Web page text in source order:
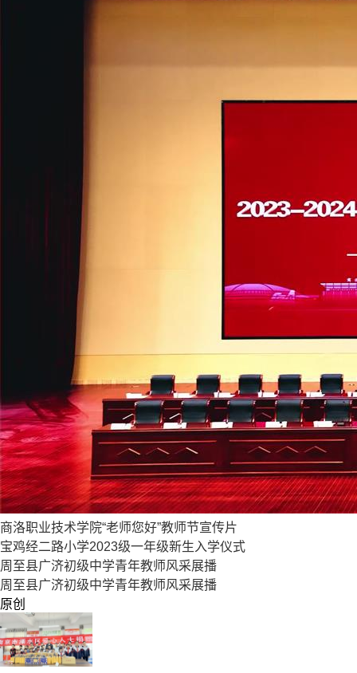
商洛职业技术学院“老师您好”教师节宣传片
宝鸡经二路小学2023级一年级新生入学仪式
周至县广济初级中学青年教师风采展播
周至县广济初级中学青年教师风采展播
原创